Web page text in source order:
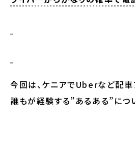
今回は、ケニアでUberなど配車
誰もが経験する”あるある”につ